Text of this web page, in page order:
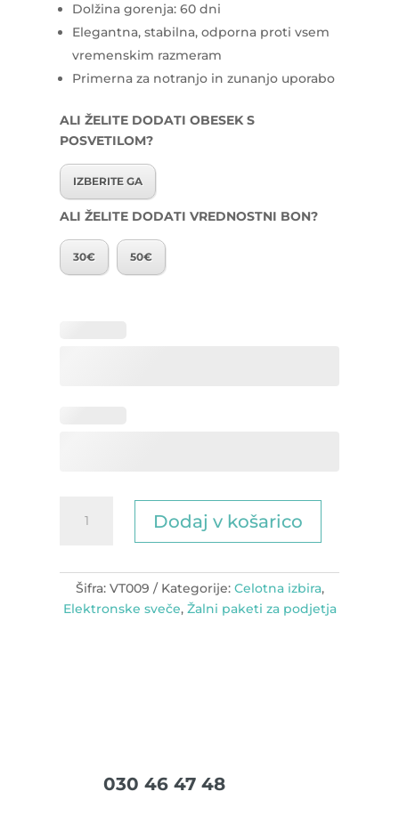
Dolžina gorenja: 60 dni
Elegantna, stabilna, odporna proti vsem
vremenskim razmeram
Primerna za notranjo in zunanjo uporabo
ALI ŽELITE DODATI OBESEK S
POSVETILOM?
IZBERITE GA
ALI ŽELITE DODATI VREDNOSTNI BON?
30€ 50€
paket
količina
Dodaj v košarico
Šifra: VT009 Kategorije: Celotna izbira,
Elektronske sveče, Žalni paketi za podjetja
030 46 47 48